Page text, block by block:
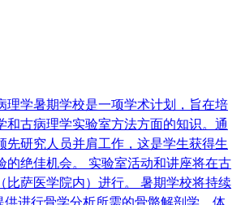
理学暑期学校是一项学术计划，旨在培
和古病理学实验室方法方面的知识。通
先研究人员并肩工作，这是学生获得生
的绝佳机会。 实验室活动和讲座将在古
比萨医学院内）进行。 暑期学校将持续